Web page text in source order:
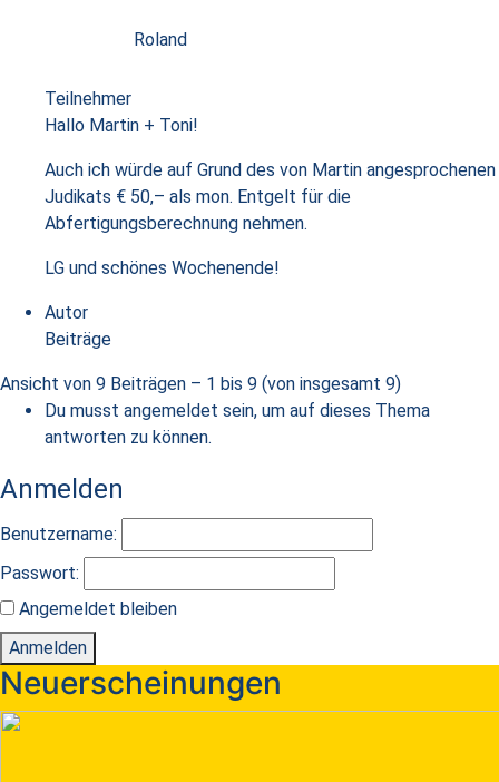
Roland
Teilnehmer
Hallo Martin + Toni!
Auch ich würde auf Grund des von Martin angesprochenen
Judikats € 50,– als mon. Entgelt für die
Abfertigungsberechnung nehmen.
LG und schönes Wochenende!
Autor
Beiträge
Ansicht von 9 Beiträgen – 1 bis 9 (von insgesamt 9)
Du musst angemeldet sein, um auf dieses Thema
antworten zu können.
Anmelden
Benutzername:
Passwort:
Angemeldet bleiben
Anmelden
Neuerscheinungen